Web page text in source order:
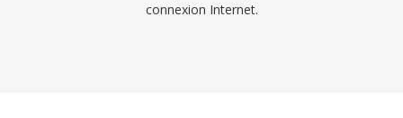
connexion Internet.